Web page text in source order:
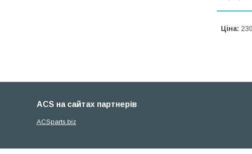
Ціна:
ACS на сайтах партнерів
ACSparts.biz